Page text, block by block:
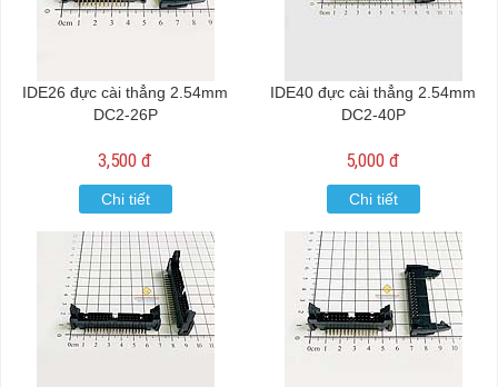
IDE26 đực cài thẳng 2.54mm
DC2-26P
3,500 đ
Chi tiết
IDE40 đực cài thẳng 2.54mm
DC2-40P
5,000 đ
Chi tiết